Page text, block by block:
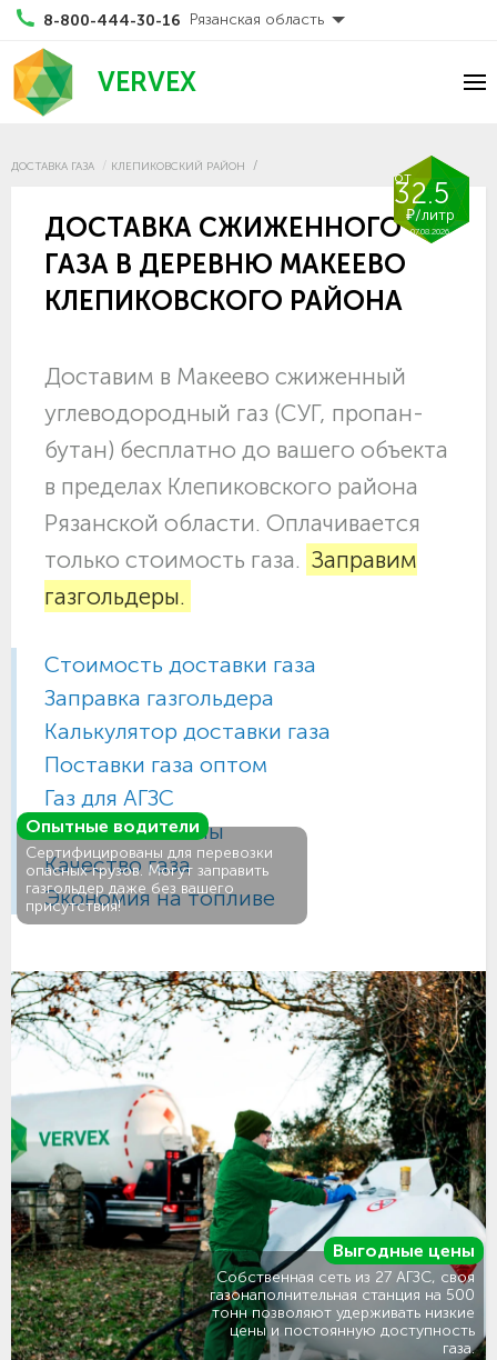
8-800-444-30-16 Рязанская область
VERVEX
ДОСТАВКА ГАЗА КЛЕПИКОВСКИЙ РАЙОН
от
32.5
₽/литр
07.08.2026
ДОСТАВКА СЖИЖЕННОГО
ГАЗА В ДЕРЕВНЮ МАКЕЕВО
КЛЕПИКОВСКОГО РАЙОНА
Доставим в Макеево сжиженный
углеводородный газ (СУГ, пропан-
бутан) бесплатно до вашего объекта
в пределах Клепиковского района
Рязанской области. Оплачивается
только стоимость газа. Заправим
газгольдеры.
Стоимость доставки газа
Заправка газгольдера
Калькулятор доставки газа
Поставки газа оптом
Газ для АГЗС
Газовые баллоны
Качество газа
Экономия на топливе
Опытные водители
Сертифицированы для перевозки
опасных грузов. Могут заправить
газгольдер даже без вашего
присутствия!
Выгодные цены
Собственная сеть из 27 АГЗС, своя
газонаполнительная станция на 500
тонн позволяют удерживать низкие
цены и постоянную доступность
газа.